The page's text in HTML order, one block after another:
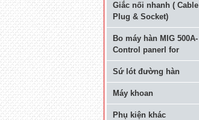
Giắc nối nhanh ( Cable
Plug & Socket)
Bo máy hàn MIG 500A-
Control panerl for
Sứ lót đường hàn
Máy khoan
Phụ kiện khác